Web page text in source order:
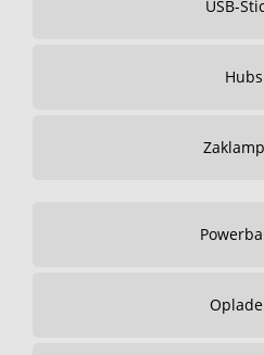
USB-
Hubs